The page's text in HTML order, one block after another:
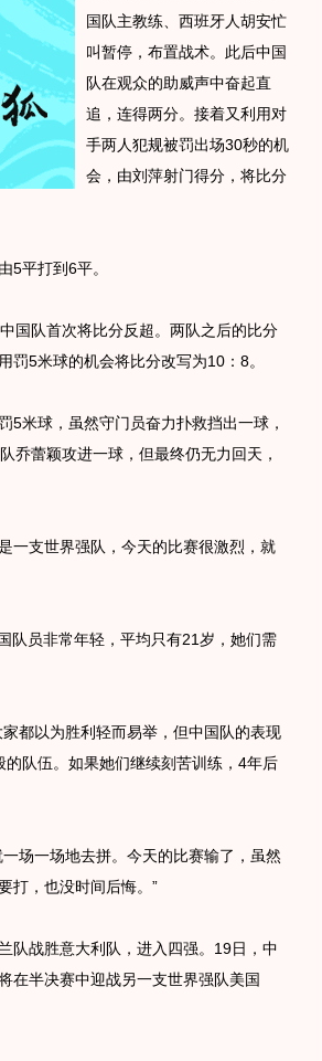
国队主教练、西班牙人胡安忙
叫暂停，布置战术。此后中国
队在观众的助威声中奋起直
追，连得两分。接着又利用对
手两人犯规被罚出场30秒的机
会，由刘萍射门得分，将比分
平打到6平。
队首次将比分反超。两队之后的比分
5米球的机会将比分改写为10：8。
球，虽然守门员奋力扑救挡出一球，
乔蕾颖攻进一球，但最终仍无力回天，
支世界强队，今天的比赛很激烈，就
员非常年轻，平均只有21岁，她们需
都以为胜利轻而易举，但中国队的表现
队伍。如果她们继续刻苦训练，4年后
一场地去拼。今天的比赛输了，虽然
打，也没时间后悔。”
战胜意大利队，进入四强。19日，中
在半决赛中迎战另一支世界强队美国